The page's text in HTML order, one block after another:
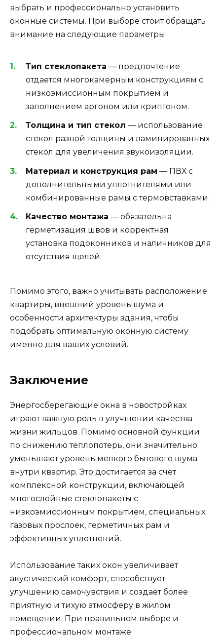
выбрать и профессионально установить
оконные системы. При выборе стоит обращать
внимание на следующие параметры:
Тип стеклопакета — предпочтение
отдается многокамерным конструкциям с
низкоэмиссионным покрытием и
заполнением аргоном или криптоном.
Толщина и тип стекол — использование
стекол разной толщины и ламинированных
стекол для увеличения звукоизоляции.
Материал и конструкция рам — ПВХ с
дополнительными уплотнителями или
комбинированные рамы с термовставками.
Качество монтажа — обязательна
герметизация швов и корректная
установка подоконников и наличников для
отсутствия щелей.
Помимо этого, важно учитывать расположение
квартиры, внешний уровень шума и
особенности архитектуры здания, чтобы
подобрать оптимальную оконную систему
именно для ваших условий.
Заключение
Энергосберегающие окна в новостройках
играют важную роль в улучшении качества
жизни жильцов. Помимо основной функции
по снижению теплопотерь, они значительно
уменьшают уровень мелкого бытового шума
внутри квартир. Это достигается за счет
комплексной конструкции, включающей
многослойные стеклопакеты с
низкоэмиссионным покрытием, специальных
газовых прослоек, герметичных рам и
эффективных уплотнений.
Использование таких окон увеличивает
акустический комфорт, способствует
улучшению самочувствия и создаёт более
приятную и тихую атмосферу в жилом
помещении. При правильном выборе и
профессиональном монтаже